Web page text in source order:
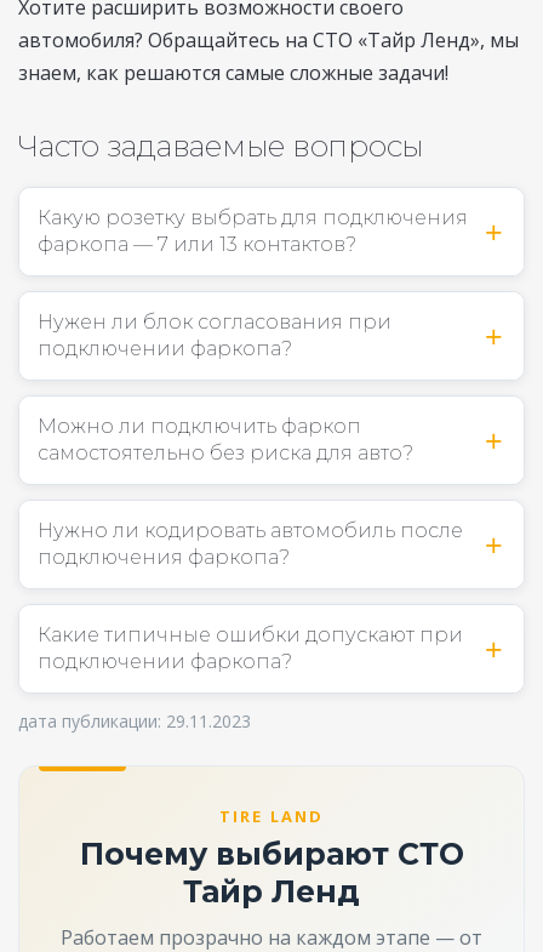
Хотите расширить возможности своего
автомобиля? Обращайтесь на СТО «Тайр Ленд», мы
знаем, как решаются самые сложные задачи!
Часто задаваемые вопросы
Какую розетку выбрать для подключения
фаркопа — 7 или 13 контактов?
Нужен ли блок согласования при
подключении фаркопа?
Можно ли подключить фаркоп
самостоятельно без риска для авто?
Нужно ли кодировать автомобиль после
подключения фаркопа?
Какие типичные ошибки допускают при
подключении фаркопа?
дата публикации: 29.11.2023
TIRE LAND
Почему выбирают СТО
Тайр Ленд
Работаем прозрачно на каждом этапе — от